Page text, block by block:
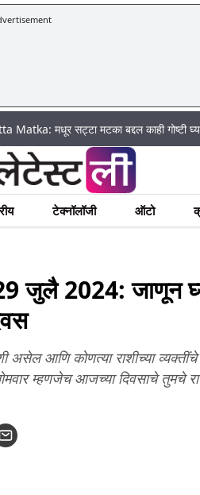
सट्टा मटका बद्दल काही गोष्टी घ्या जाणून !
टेक्नॉलॉजी ऑटो
जुलै 2024: जाणून
असेल आणि कोणत्या राशीच्या व्यक्तींचे
म्हणजेच आजच्या दिवसाचे तुमचे